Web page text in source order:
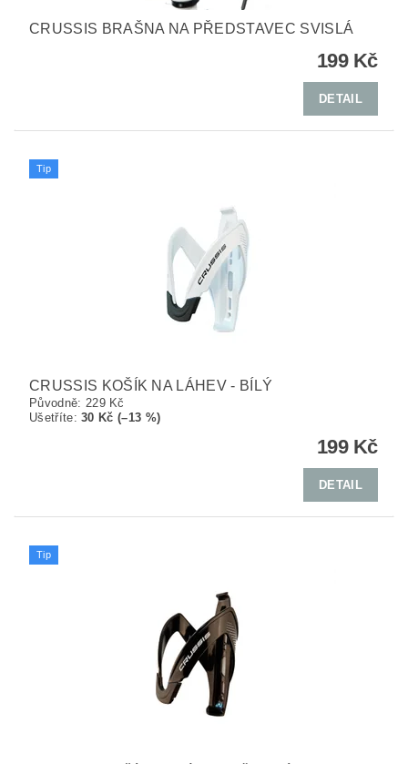
CRUSSIS BRAŠNA NA PŘEDSTAVEC SVISLÁ
199 Kč
DETAIL
Tip
CRUSSIS KOŠÍK NA LÁHEV - BÍLÝ
Původně: 229 Kč
Ušetříte:30 Kč (–13 %)
199 Kč
DETAIL
Tip